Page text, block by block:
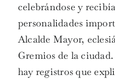
celebrándose y
personalidades
Alcalde Mayor,
Gremios de la
hay registros que